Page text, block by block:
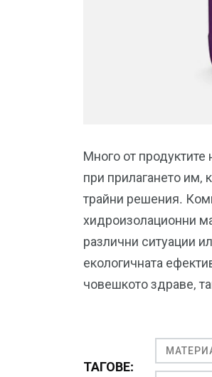
Много от продуктите
при прилагането им,
трайни решения.
хидроизолационни
различни ситуации
екологичната
човешкото здраве,
ТАГОВЕ: